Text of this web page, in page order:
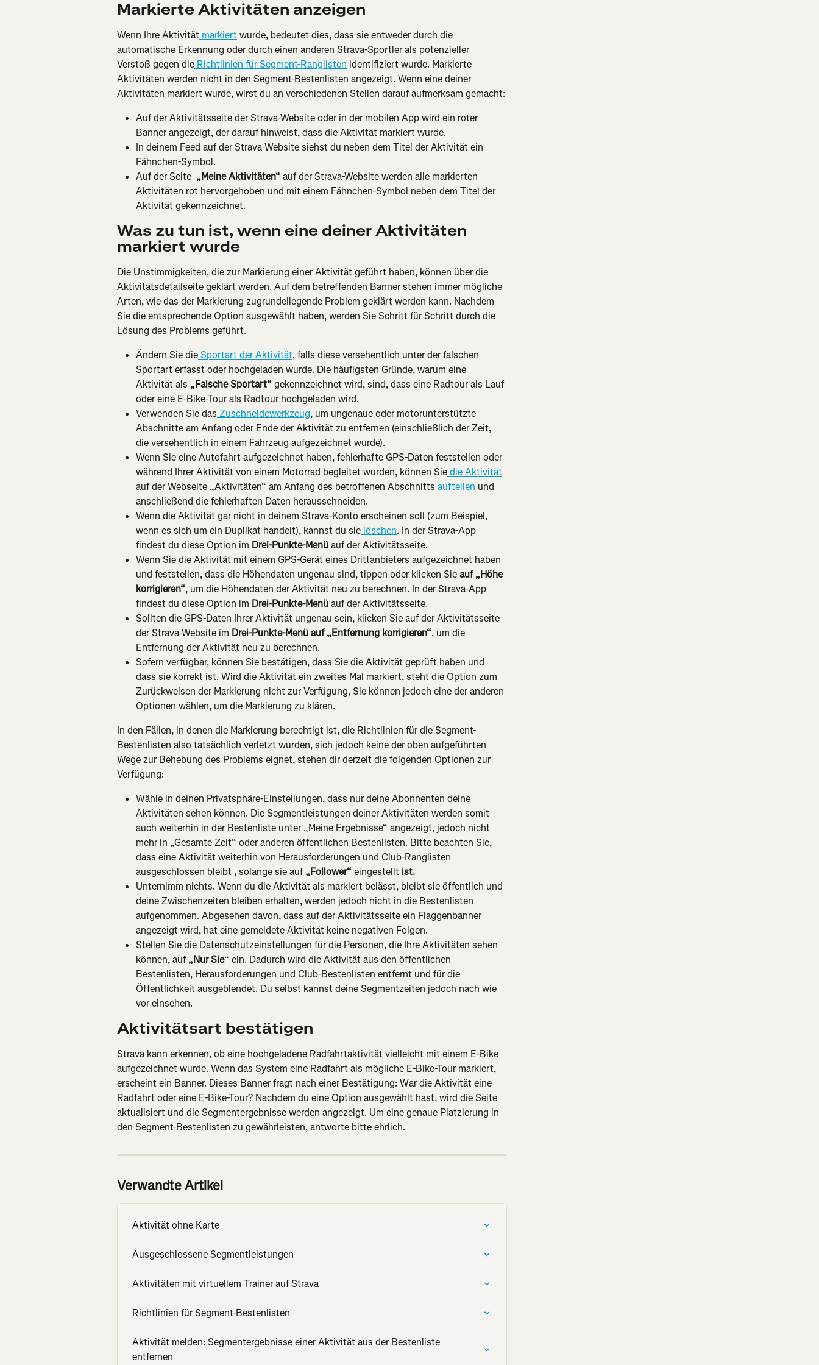
Markierte Aktivitäten anzeigen
Wenn Ihre Aktivität markiert wurde, bedeutet dies, dass sie entweder durch die
automatische Erkennung oder durch einen anderen Strava-Sportler als potenzieller
Verstoß gegen die Richtlinien für Segment-Ranglisten identifiziert wurde. Markierte
Aktivitäten werden nicht in den Segment-Bestenlisten angezeigt. Wenn eine deiner
Aktivitäten markiert wurde, wirst du an verschiedenen Stellen darauf aufmerksam gemacht:
Auf der Aktivitätsseite der Strava-Website oder in der mobilen App wird ein roter
Banner angezeigt, der darauf hinweist, dass die Aktivität markiert wurde.
In deinem Feed auf der Strava-Website siehst du neben dem Titel der Aktivität ein
Fähnchen-Symbol.
Auf der Seite „Meine Aktivitäten“ auf der Strava-Website werden alle markierten
Aktivitäten rot hervorgehoben und mit einem Fähnchen-Symbol neben dem Titel der
Aktivität gekennzeichnet.
Was zu tun ist, wenn eine deiner Aktivitäten
markiert wurde
Die Unstimmigkeiten, die zur Markierung einer Aktivität geführt haben, können über die
Aktivitätsdetailseite geklärt werden. Auf dem betreffenden Banner stehen immer mögliche
Arten, wie das der Markierung zugrundeliegende Problem geklärt werden kann. Nachdem
Sie die entsprechende Option ausgewählt haben, werden Sie Schritt für Schritt durch die
Lösung des Problems geführt.
Ändern Sie die Sportart der Aktivität, falls diese versehentlich unter der falschen
Sportart erfasst oder hochgeladen wurde. Die häufigsten Gründe, warum eine
Aktivität als „Falsche Sportart“ gekennzeichnet wird, sind, dass eine Radtour als Lauf
oder eine E-Bike-Tour als Radtour hochgeladen wird.
Verwenden Sie das Zuschneidewerkzeug, um ungenaue oder motorunterstützte
Abschnitte am Anfang oder Ende der Aktivität zu entfernen (einschließlich der Zeit,
die versehentlich in einem Fahrzeug aufgezeichnet wurde).
Wenn Sie eine Autofahrt aufgezeichnet haben, fehlerhafte GPS-Daten feststellen oder
während Ihrer Aktivität von einem Motorrad begleitet wurden, können Sie die Aktivität
auf der Webseite „Aktivitäten“ am Anfang des betroffenen Abschnitts aufteilen und
anschließend die fehlerhaften Daten herausschneiden.
Wenn die Aktivität gar nicht in deinem Strava-Konto erscheinen soll (zum Beispiel,
wenn es sich um ein Duplikat handelt), kannst du sie löschen. In der Strava-App
findest du diese Option im Drei-Punkte-Menü auf der Aktivitätsseite.
Wenn Sie die Aktivität mit einem GPS-Gerät eines Drittanbieters aufgezeichnet haben
und feststellen, dass die Höhendaten ungenau sind, tippen oder klicken Sie auf „Höhe
korrigieren“, um die Höhendaten der Aktivität neu zu berechnen. In der Strava-App
findest du diese Option im Drei-Punkte-Menü auf der Aktivitätsseite.
Sollten die GPS-Daten Ihrer Aktivität ungenau sein, klicken Sie auf der Aktivitätsseite
der Strava-Website im Drei-Punkte-Menüauf „Entfernung korrigieren“, um die
Entfernung der Aktivität neu zu berechnen.
Sofern verfügbar, können Sie bestätigen, dass Sie die Aktivität geprüft haben und
dass sie korrekt ist. Wird die Aktivität ein zweites Mal markiert, steht die Option zum
Zurückweisen der Markierung nicht zur Verfügung, Sie können jedoch eine der anderen
Optionen wählen, um die Markierung zu klären.
In den Fällen, in denen die Markierung berechtigt ist, die Richtlinien für die Segment-
Bestenlisten also tatsächlich verletzt wurden, sich jedoch keine der oben aufgeführten
Wege zur Behebung des Problems eignet, stehen dir derzeit die folgenden Optionen zur
Verfügung:
Wähle in deinen Privatsphäre-Einstellungen, dass nur deine Abonnenten deine
Aktivitäten sehen können. Die Segmentleistungen deiner Aktivitäten werden somit
auch weiterhin in der Bestenliste unter „Meine Ergebnisse“ angezeigt, jedoch nicht
mehr in „Gesamte Zeit“ oder anderen öffentlichen Bestenlisten. Bitte beachten Sie,
dass eine Aktivität weiterhin von Herausforderungen und Club-Ranglisten
ausgeschlossen bleibt , solange sie auf „Follower“ eingestellt ist.
Unternimm nichts. Wenn du die Aktivität als markiert belässt, bleibt sie öffentlich und
deine Zwischenzeiten bleiben erhalten, werden jedoch nicht in die Bestenlisten
aufgenommen. Abgesehen davon, dass auf der Aktivitätsseite ein Flaggenbanner
angezeigt wird, hat eine gemeldete Aktivität keine negativen Folgen.
Stellen Sie die Datenschutzeinstellungen für die Personen, die Ihre Aktivitäten sehen
können, auf „Nur Sie“ ein. Dadurch wird die Aktivität aus den öffentlichen
Bestenlisten, Herausforderungen und Club-Bestenlisten entfernt und für die
Öffentlichkeit ausgeblendet. Du selbst kannst deine Segmentzeiten jedoch nach wie
vor einsehen.
Aktivitätsart bestätigen
Strava kann erkennen, ob eine hochgeladene Radfahrtaktivität vielleicht mit einem E-Bike
aufgezeichnet wurde. Wenn das System eine Radfahrt als mögliche E-Bike-Tour markiert,
erscheint ein Banner. Dieses Banner fragt nach einer Bestätigung: War die Aktivität eine
Radfahrt oder eine E-Bike-Tour? Nachdem du eine Option ausgewählt hast, wird die Seite
aktualisiert und die Segmentergebnisse werden angezeigt. Um eine genaue Platzierung in
den Segment-Bestenlisten zu gewährleisten, antworte bitte ehrlich.
Verwandte Artikel
Aktivität ohne Karte
Ausgeschlossene Segmentleistungen
Aktivitäten mit virtuellem Trainer auf Strava
Richtlinien für Segment-Bestenlisten
Aktivität melden: Segmentergebnisse einer Aktivität aus der Bestenliste
entfernen